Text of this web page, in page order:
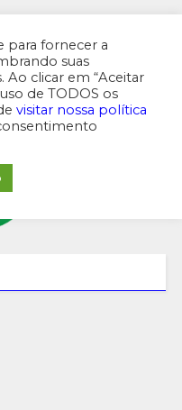
para fornecer a
suas
Ao clicar em “Aceitar
de TODOS os
visitar nossa política